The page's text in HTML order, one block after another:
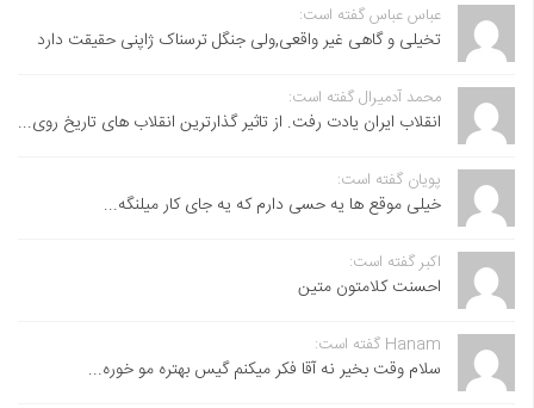
عباس عباس گفته است:
تخیلی و گاهی غیر واقعی,ولی جنگل ترسناک ژاپنی حقیقت دارد
محمد آدمیرال گفته است:
انقلاب ایران یادت رفت. از تاثیر گذارترین انقلاب های تاریخ روی...
پویان گفته است:
خیلی موقع ها یه حسی دارم که یه جای کار میلنگه...
اکبر گفته است:
احسنت ‌کلامتون متین
Hanam گفته است:
سلام وقت بخیر نه آقا فکر میکنم گیس بهتره مو خوره...